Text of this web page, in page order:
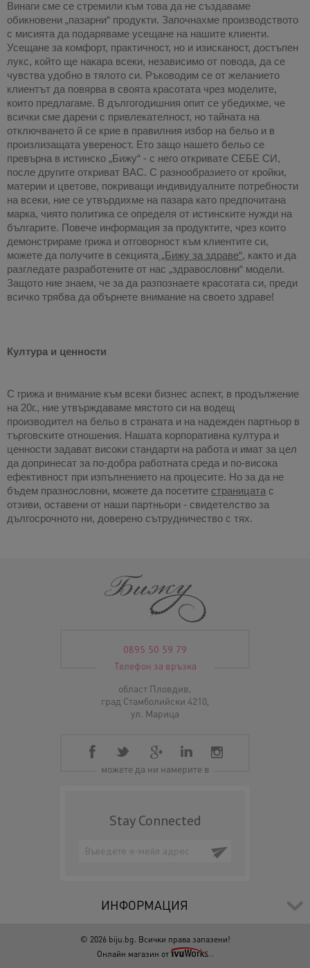
Винаги сме се стремили към това да не създаваме
обикновени „пазарни“ продукти. Започнахме производството
с мисията да подаряваме усещане на нашите клиенти.
Усещане за комфорт, практичност, но и изисканост, достъпен
лукс, който ще накара всеки, независимо от повода, да се
чувства удобно в тялото си. Ръководим се от желанието
клиентът да повярва в своята красотата чрез моделите,
които предлагаме. В дългогодишния опит се убедихме, че
всички сме дарени с привлекателност, но тайната на
отключването й се крие в правилния избор на бельо и в
произлизащата увереност. Ето защо нашето бельо се
превърна в истинско „Бижу“ - с него откривате СЕБЕ СИ,
после другите откриват ВАС. С разнообразието от кройки,
материи и цветове, покриващи индивидуалните потребности
на всеки, ние се утвърдихме на пазара като предпочитана
марка, чиято политика се определя от истинските нужди на
българите. Повече информация за продуктите, чрез които
демонстрираме грижа и отговорност към клиентите си,
можете да получите в секцията „Бижу за здраве“, както и да
разгледате разработените от нас „здравословни“ модели.
Защото ние знаем, че за да разпознаете красотата си, преди
всичко трябва да обърнете внимание на своето здраве!
Култура и ценности
С грижа и внимание към всеки бизнес аспект, в продължение
на 20г., ние утвърждаваме мястото си на водещ
производител на бельо в страната и на надежден партньор в
търговските отношения. Нашата корпоративна култура и
ценности задават високи стандарти на работа и имат за цел
да допринесат за по-добра работната среда и по-висока
ефективност при изпълнението на процесите. Но за да не
бъдем празнословни, можете да посетите страницата с
отзиви, оставени от наши партньори - свидетелство за
дългосрочното ни, доверено сътрудничество с тях.
0895 50 59 79
Телефон за връзка
област Пловдив,
град Стамболийски 4210,
ул. Марица
можете да ни намерите в
Stay Connected
ИНФОРМАЦИЯ
© 2026 biju.bg. Всички права запазени!
Онлайн магазин от